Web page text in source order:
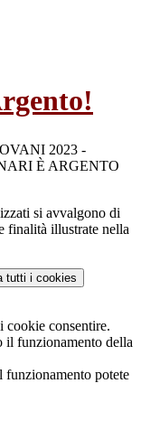
2023 -
È ARGENTO
si avvalgono di
finalità illustrate nella
tutti i cookies
cookie consentire.
il funzionamento della
funzionamento potete